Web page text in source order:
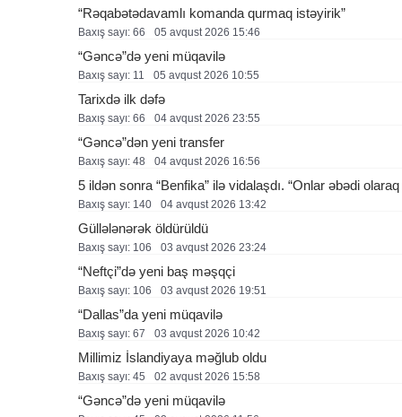
“Rəqabətədavamlı komanda qurmaq istəyirik”
Baxış sayı: 66 05 avqust 2026 15:46
“Gəncə”də yeni müqavilə
Baxış sayı: 11 05 avqust 2026 10:55
Tarixdə ilk dəfə
Baxış sayı: 66 04 avqust 2026 23:55
“Gəncə”dən yeni transfer
Baxış sayı: 48 04 avqust 2026 16:56
5 ildən sonra “Benfika” ilə vidalaşdı. “Onlar əbədi
Baxış sayı: 140 04 avqust 2026 13:42
Güllələnərək öldürüldü
Baxış sayı: 106 03 avqust 2026 23:24
“Neftçi”də yeni baş məşqçi
Baxış sayı: 106 03 avqust 2026 19:51
“Dallas”da yeni müqavilə
Baxış sayı: 67 03 avqust 2026 10:42
Millimiz İslandiyaya məğlub oldu
Baxış sayı: 45 02 avqust 2026 15:58
“Gəncə”də yeni müqavilə